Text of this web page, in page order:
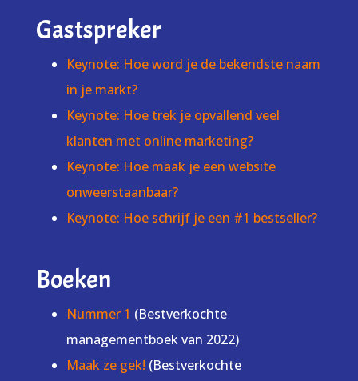
Gastspreker
Keynote: Hoe word je de bekendste naam
in je markt?
Keynote: Hoe trek je opvallend veel
klanten met online marketing?
Keynote: Hoe maak je een website
onweerstaanbaar?
Keynote: Hoe schrijf je een #1 bestseller?
Boeken
Nummer 1 (Bestverkochte
managementboek van 2022)
Maak ze gek! (Bestverkochte